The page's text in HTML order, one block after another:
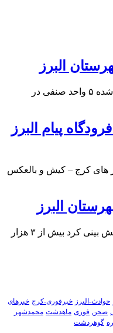
محمد نصیری گفت: در ۴۵ بازدید انجام شده ۵ واحد صنفی در
پیام البرز
های کرج – کیش و بالعکس
البرز
مدیر جهاد کشاورزی شهرستان البرز پیش بینی کرد بیش از ۳ هزار
حوادث-البرز خبرفوری-کرج خبرهای
صحن فوری ماهدشت محمدشهر
گوهردشت